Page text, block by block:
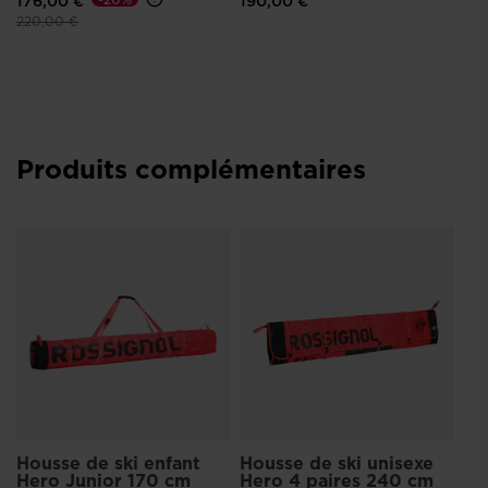
Prix réduit de
220,00 €à
Produits complémentaires
Housse de ski enfant
Hero Junior 170 cm
Housse de ski unisexe
Hero 4 paires 240 cm